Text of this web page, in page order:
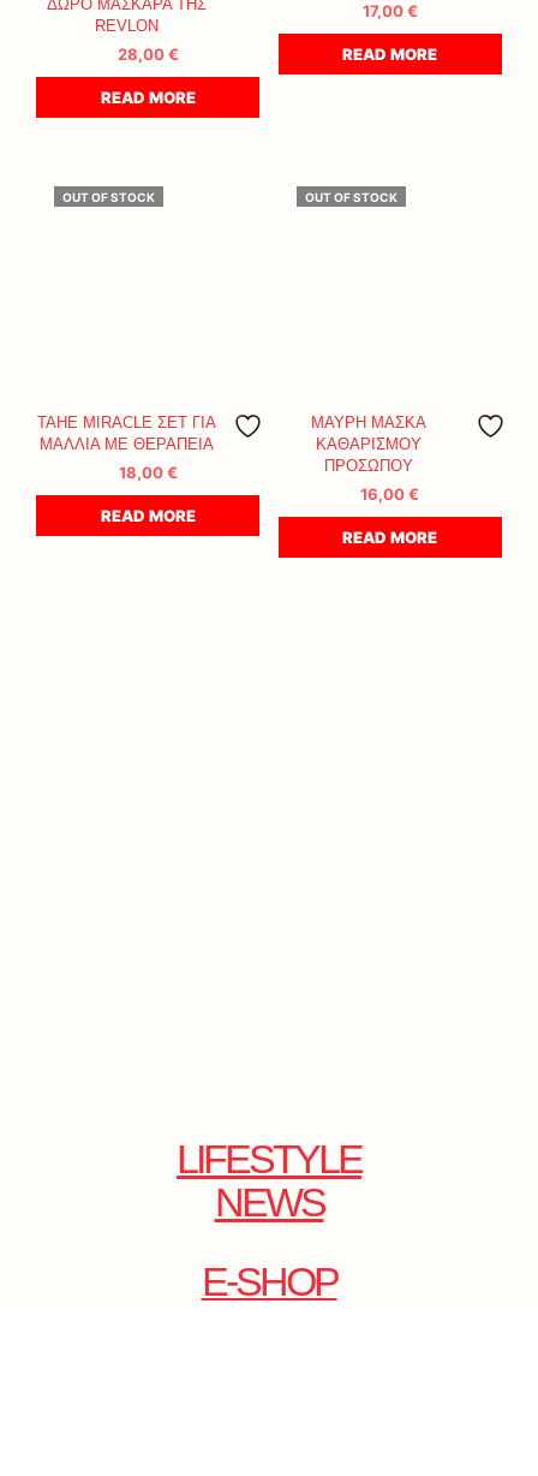
ΔΩΡΟ ΜΑΣΚΑΡΑ ΤΗΣ
REVLON
28,00€
READ MORE
17,00€
READ MORE
OUT OF STOCK
TAHE MIRACLE ΣΕΤ ΓΙΑ
ΜΑΛΛΙΑ ΜΕ ΘΕΡΑΠΕΙΑ
18,00€
READ MORE
OUT OF STOCK
ΜΑΥΡΗ ΜΑΣΚΑ
ΚΑΘΑΡΙΣΜΟΥ
ΠΡΟΣΩΠΟΥ
16,00€
READ MORE
LIFESTYLE
NEWS
E-SHOP